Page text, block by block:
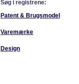
Søg i registrene:
Patent & Brugsmodel
Varemærke
Design